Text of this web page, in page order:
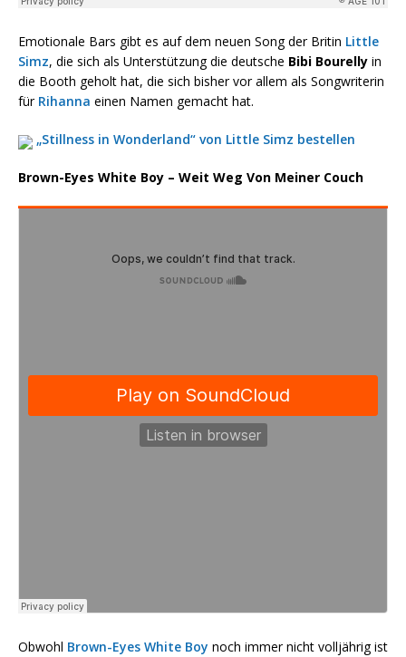
Emotionale Bars gibt es auf dem neuen Song der Britin Little
Simz, die sich als Unterstützung die deutsche Bibi Bourelly in
die Booth geholt hat, die sich bisher vor allem als Songwriterin
für Rihanna einen Namen gemacht hat.
„Stillness in Wonderland“ von Little Simz bestellen
Brown-Eyes White Boy – Weit Weg Von Meiner Couch
Obwohl Brown-Eyes White Boy noch immer nicht volljährig ist